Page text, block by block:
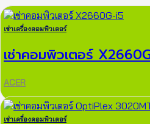
เช่าเครื่องคอมพิวเตอร์
เช่าคอมพิวเตอร์
ACER
เช่าเครื่องคอมพิวเตอร์